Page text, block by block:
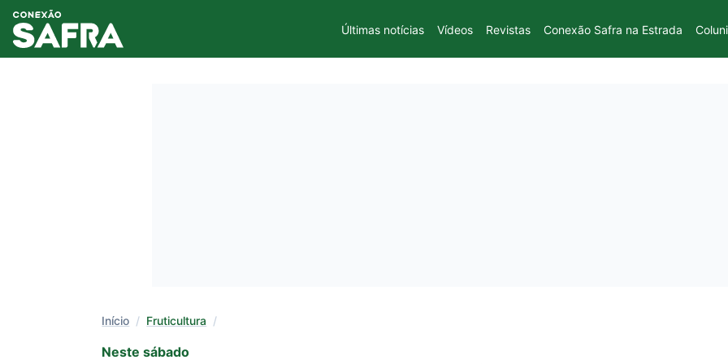
Últimas notícias Vídeos Revistas Conexão Safra na Estrada
Início / Fruticultura /
Neste sábado